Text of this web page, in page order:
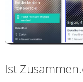
Ist